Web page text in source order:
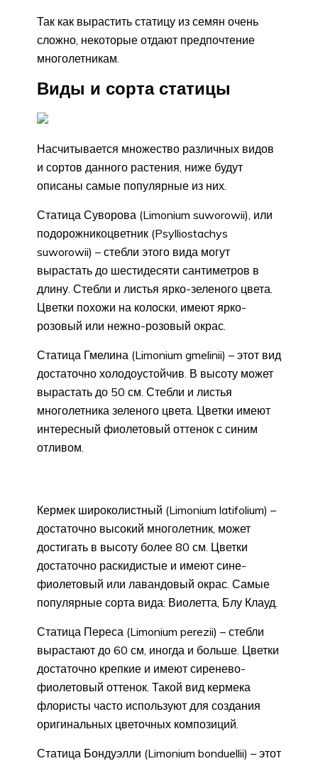
Так как вырастить статицу из семян очень
сложно, некоторые отдают предпочтение
многолетникам.
Виды и сорта статицы
Насчитывается множество различных видов
и сортов данного растения, ниже будут
описаны самые популярные из них.
Статица Суворова (Limonium suworowii), или
подорожникоцветник (Psylliostachys
suworowii) – стебли этого вида могут
вырастать до шестидесяти сантиметров в
длину. Стебли и листья ярко-зеленого цвета.
Цветки похожи на колоски, имеют ярко-
розовый или нежно-розовый окрас.
Статица Гмелина (Limonium gmelinii) – этот вид
достаточно холодоустойчив. В высоту может
вырастать до 50 см. Стебли и листья
многолетника зеленого цвета. Цветки имеют
интересный фиолетовый оттенок с синим
отливом.
Кермек широколистный (Limonium latifolium) –
достаточно высокий многолетник, может
достигать в высоту более 80 см. Цветки
достаточно раскидистые и имеют сине-
фиолетовый или лавандовый окрас. Самые
популярные сорта вида: Виолетта, Блу Клауд.
Статица Переса (Limonium perezii) – стебли
вырастают до 60 см, иногда и больше. Цветки
достаточно крепкие и имеют сиренево-
фиолетовый оттенок. Такой вид кермека
флористы часто используют для создания
оригинальных цветочных композиций.
Статица Бондуэлли (Limonium bonduellii) – этот